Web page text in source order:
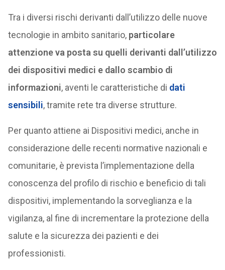
Tra i diversi rischi derivanti dall’utilizzo delle nuove
tecnologie in ambito sanitario, particolare
attenzione va posta su quelli derivanti dall’utilizzo
dei dispositivi medici e dallo scambio di
informazioni, aventi le caratteristiche di dati
sensibili, tramite rete tra diverse strutture.
Per quanto attiene ai Dispositivi medici, anche in
considerazione delle recenti normative nazionali e
comunitarie, è prevista l’implementazione della
conoscenza del profilo di rischio e beneficio di tali
dispositivi, implementando la sorveglianza e la
vigilanza, al fine di incrementare la protezione della
salute e la sicurezza dei pazienti e dei
professionisti.